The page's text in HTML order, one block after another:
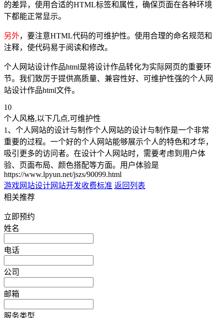
的差异，使用合适的HTML标签和属性，确保页面在各种环境
下都能正常显示。
另外，要注意HTML代码的可维护性。使用合理的命名规范和
注释，使代码易于阅读和修改。
个人网站设计作品html是将设计作品转化为实际网页的重要环
节。我们致厉于提供高质量、兼容性好、可维护性强的个人网
站设计作品html文件。
10
个人风格,以下几点,可维护性
1、个人网站的设计与制作个人网站的设计与制作是一个非常
重要的过程。一个好的个人网站能够展示个人的特色和才华，
吸引更多的访问者。在设计个人网站时，需要考虑到用户体
验、页面布局、颜色搭配等方面。用户体验是
https://www.lpyun.net/jszs/90099.html
游戏网站设计网站开发收费标准 返回列表
相关推荐
立即预约
姓名
电话
公司
邮箱
服务类型